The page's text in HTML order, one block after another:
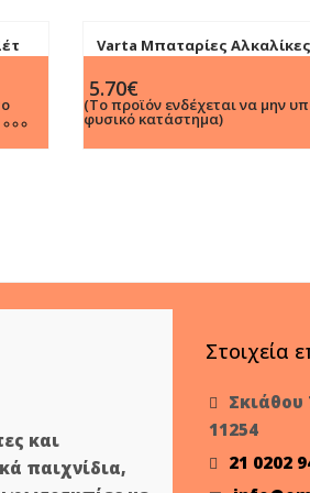
Varta Μπαταρίες
5.70€
(Το προϊόν ενδέχεται να μην
φυσικό κατάστημα)
και
παιχνίδια,
Στοιχεία
11254
21 0202